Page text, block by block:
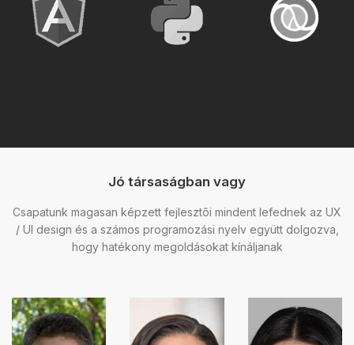
Jó társaságban vagy
Csapatunk magasan képzett fejlesztõi mindent lefednek az UX
/ UI design és a számos programozási nyelv együtt dolgozva,
hogy hatékony megoldásokat kínáljanak